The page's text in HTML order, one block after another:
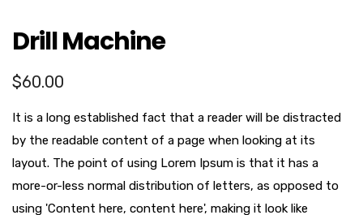
Drill Machine
$60.00
It is a long established fact that a reader will be distracted
by the readable content of a page when looking at its
layout. The point of using Lorem Ipsum is that it has a
more-or-less normal distribution of letters, as opposed to
using 'Content here, content here', making it look like